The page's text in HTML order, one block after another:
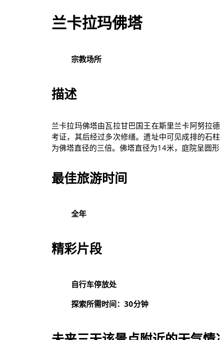
兰卡拉玛佛塔
宗教场所
描述
兰卡拉玛佛塔由瓦拉甘巴国王在斯里兰卡阿努拉
考证，其后经过多次修缮。遗址中可见成排的石
为佛塔直径的三倍。佛塔直径为14米，庭院呈圆
最佳旅游时间
全年
精彩片段
自行车停放处
探索所需时间：30分钟